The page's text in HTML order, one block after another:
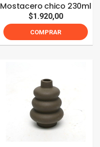
Mostacero chico 230ml
$1.920,00
COMPRAR